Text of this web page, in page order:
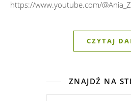
https://www.youtube.com/
CZYTAJ
ZNAJDŹ NA